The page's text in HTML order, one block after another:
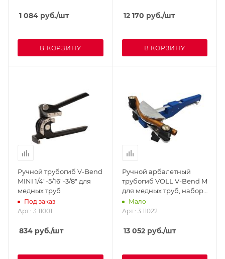
1 084 руб./шт
В КОРЗИНУ
12 170 руб./шт
В КОРЗИНУ
Ручной трубогиб V-Bend
MINI 1/4"-5/16"-3/8" для
медных труб
Под заказ
Арт.: 3.11001
834 руб./шт
Ручной арбалетный
трубогиб VOLL V-Bend M
для медных труб, набор
1/4"-7/8" в ящике
Мало
Арт.: 3.11022
13 052руб./шт